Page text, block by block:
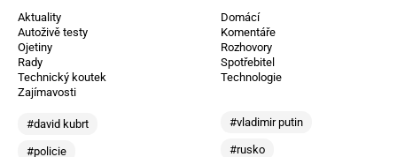
Aktuality
Autoživě testy
Ojetiny
Rady
Technický koutek
Zajímavosti
#david kubrt
#policie
Domácí
Komentáře
Rozhovory
Spotřebitel
Technologie
#vladimir putin
#rusko